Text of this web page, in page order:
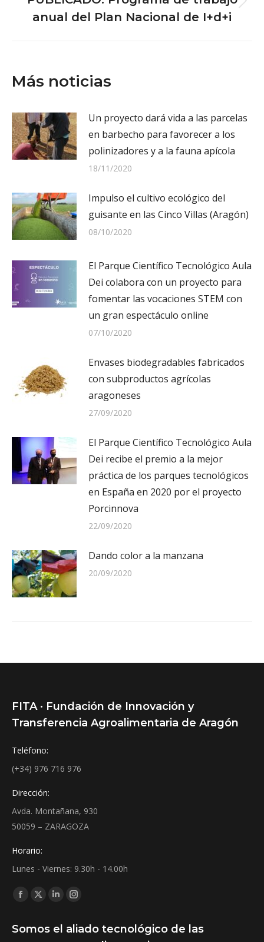
Next
post:
anual del Plan Nacional de I+d+i
Más noticias
Un proyecto dará vida a las parcelas
en barbecho para favorecer a los
polinizadores y a la fauna apícola
18/11/2020
Impulso el cultivo ecológico del
guisante en las Cinco Villas (Aragón)
08/10/2020
El Parque Científico Tecnológico Aula
Dei colabora con un proyecto para
fomentar las vocaciones STEM con
un gran espectáculo online
07/10/2020
Envases biodegradables fabricados
con subproductos agrícolas
aragoneses
27/09/2020
El Parque Científico Tecnológico Aula
Dei recibe el premio a la mejor
práctica de los parques tecnológicos
en España en 2020 por el proyecto
Porcinnova
22/09/2020
Dando color a la manzana
20/09/2020
FITA · Fundación de Innovación y
Transferencia Agroalimentaria de Aragón
Teléfono:
(+34) 976 716 976
Dirección:
Avda. Montañana, 930
50059 – ZARAGOZA
Horario:
Lunes - Viernes: 9.30h - 14.00h
Find us on:
Facebook
opens
X
opens
Linkedin
opens
Instagram
opens
Somos el aliado tecnológico de las